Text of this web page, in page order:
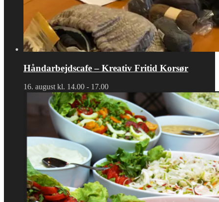
Håndarbejdscafe – Kreativ Fritid Korsør
16. august kl. 14.00 - 17.00